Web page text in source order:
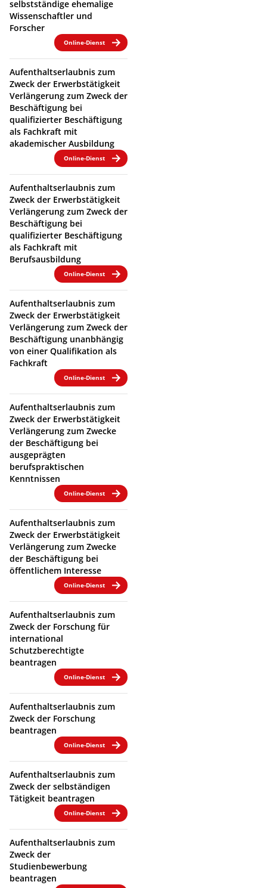
selbstständige ehemalige
Wissenschaftler und
Forscher
Online-Dienst
Aufenthaltserlaubnis zum
Zweck der Erwerbstätigkeit
Verlängerung zum Zweck der
Beschäftigung bei
qualifizierter Beschäftigung
als Fachkraft mit
akademischer Ausbildung
Online-Dienst
Aufenthaltserlaubnis zum
Zweck der Erwerbstätigkeit
Verlängerung zum Zweck der
Beschäftigung bei
qualifizierter Beschäftigung
als Fachkraft mit
Berufsausbildung
Online-Dienst
Aufenthaltserlaubnis zum
Zweck der Erwerbstätigkeit
Verlängerung zum Zweck der
Beschäftigung unanbhängig
von einer Qualifikation als
Fachkraft
Online-Dienst
Aufenthaltserlaubnis zum
Zweck der Erwerbstätigkeit
Verlängerung zum Zwecke
der Beschäftigung bei
ausgeprägten
berufspraktischen
Kenntnissen
Online-Dienst
Aufenthaltserlaubnis zum
Zweck der Erwerbstätigkeit
Verlängerung zum Zwecke
der Beschäftigung bei
öffentlichem Interesse
Online-Dienst
Aufenthaltserlaubnis zum
Zweck der Forschung für
international
Schutzberechtigte
beantragen
Online-Dienst
Aufenthaltserlaubnis zum
Zweck der Forschung
beantragen
Online-Dienst
Aufenthaltserlaubnis zum
Zweck der selbständigen
Tätigkeit beantragen
Online-Dienst
Aufenthaltserlaubnis zum
Zweck der
Studienbewerbung
beantragen